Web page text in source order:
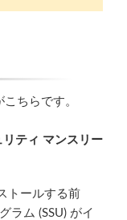
ちらです。
ティ マンスリー
トールする前
ラム (SSU) がイ